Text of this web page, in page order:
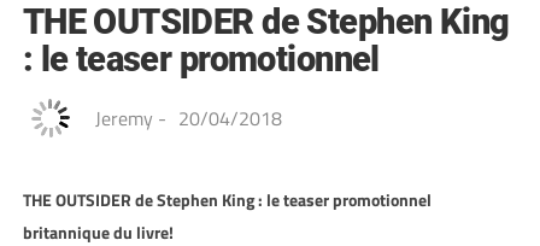
THE OUTSIDER de Stephen King
: le teaser promotionnel
Jeremy - 20/04/2018
THE OUTSIDER de Stephen King : le teaser promotionnel
britannique du livre!